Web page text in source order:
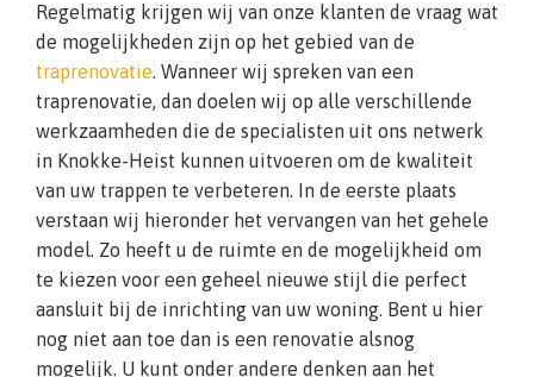
Regelmatig krijgen wij van onze klanten de vraag wat
de mogelijkheden zijn op het gebied van de
traprenovatie. Wanneer wij spreken van een
traprenovatie, dan doelen wij op alle verschillende
werkzaamheden die de specialisten uit ons netwerk
in Knokke-Heist kunnen uitvoeren om de kwaliteit
van uw trappen te verbeteren. In de eerste plaats
verstaan wij hieronder het vervangen van het gehele
model. Zo heeft u de ruimte en de mogelijkheid om
te kiezen voor een geheel nieuwe stijl die perfect
aansluit bij de inrichting van uw woning. Bent u hier
nog niet aan toe dan is een renovatie alsnog
mogelijk. U kunt onder andere denken aan het